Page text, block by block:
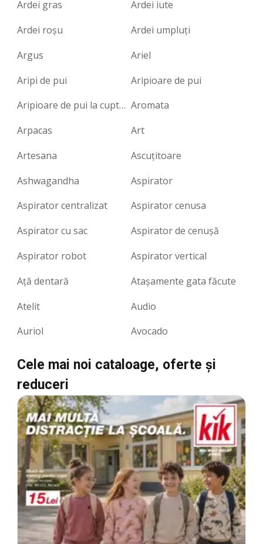
Ardei gras
Ardei iute
Ardei roşu
Ardei umpluți
Argus
Ariel
Aripi de pui
Aripioare de pui
Aripioare de pui la cuptor Aromata
Arpacas
Art
Artesana
Ascuțitoare
Ashwagandha
Aspirator
Aspirator centralizat
Aspirator cenusa
Aspirator cu sac
Aspirator de cenușă
Aspirator robot
Aspirator vertical
Ață dentară
Atașamente gata făcute
Atelit
Audio
Auriol
Avocado
Cele mai noi cataloage, oferte şi
reduceri